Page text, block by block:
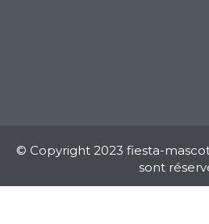
© Copyright 2023 fiesta-
sont